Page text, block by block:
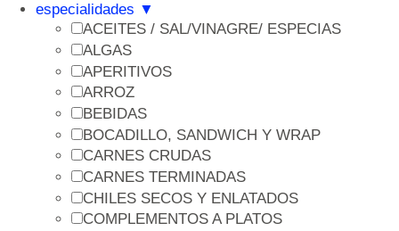
especialidades ▼
ACEITES / SAL/VINAGRE/ ESPECIAS
ALGAS
APERITIVOS
ARROZ
BEBIDAS
BOCADILLO, SANDWICH Y WRAP
CARNES CRUDAS
CARNES TERMINADAS
CHILES SECOS Y ENLATADOS
COMPLEMENTOS A PLATOS